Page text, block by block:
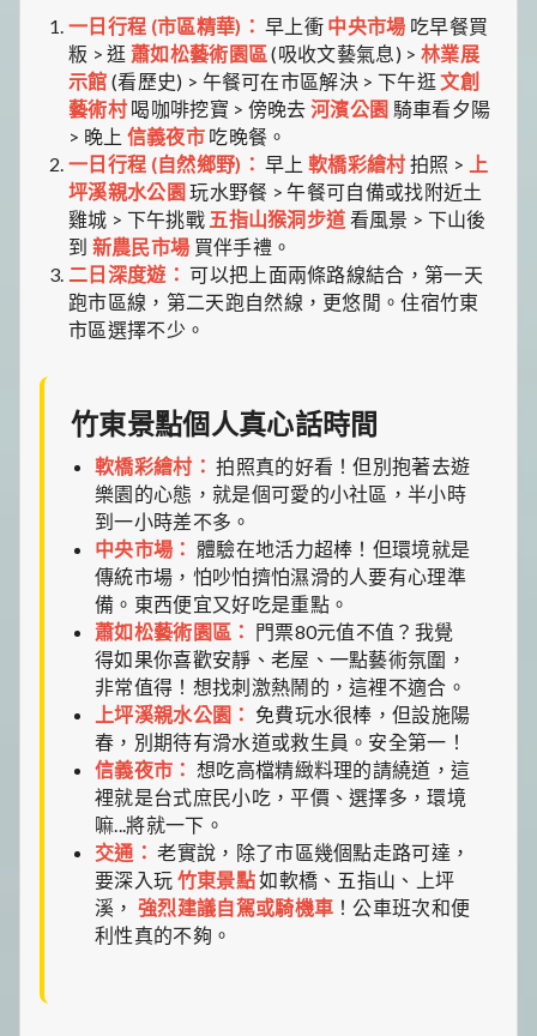
一日行程 (市區精華)： 早上衝 中央市場 吃早餐買
粄 > 逛 蕭如松藝術園區 (吸收文藝氣息) >林業展
示館 (看歷史) > 午餐可在市區解決 > 下午逛文創
藝術村喝咖啡挖寶 > 傍晚去河濱公園 騎車看夕陽
> 晚上 信義夜市吃晚餐。
一日行程 (自然鄉野)： 早上軟橋彩繪村 拍照 >
上
坪溪親水公園 玩水野餐 > 午餐可自備或找附近土
雞城 > 下午挑戰 五指山猴洞步道 看風景 > 下山後
到 新農民市場 買伴手禮。
二日深度遊： 可以把上面兩條路線結合，第一天
跑市區線，第二天跑自然線，更悠閒。住宿竹東
市區選擇不少。
竹東景點個人真心話時間
軟橋彩繪村： 拍照真的好看！但別抱著去遊
樂園的心態，就是個可愛的小社區，半小時
到一小時差不多。
中央市場： 體驗在地活力超棒！但環境就是
傳統市場，怕吵怕擠怕濕滑的人要有心理準
備。東西便宜又好吃是重點。
蕭如松藝術園區：
門票80元值不值？我覺
得如果你喜歡安靜、老屋、一點藝術氛圍，
非常值得！想找刺激熱鬧的，這裡不適合。
上坪溪親水公園： 免費玩水很棒，但設施陽
春，別期待有滑水道或救生員。安全第一！
信義夜市： 想吃高檔精緻料理的請繞道，這
裡就是台式庶民小吃，平價、選擇多，環境
嘛...將就一下。
交通： 老實說，除了市區幾個點走路可達，
要深入玩 竹東景點如軟橋、五指山、上坪
溪， 強烈建議自駕或騎機車 ！公車班次和便
利性真的不夠。